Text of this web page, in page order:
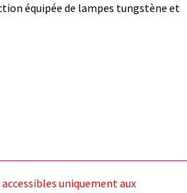
équipée de lampes tungstène et
uniquement aux